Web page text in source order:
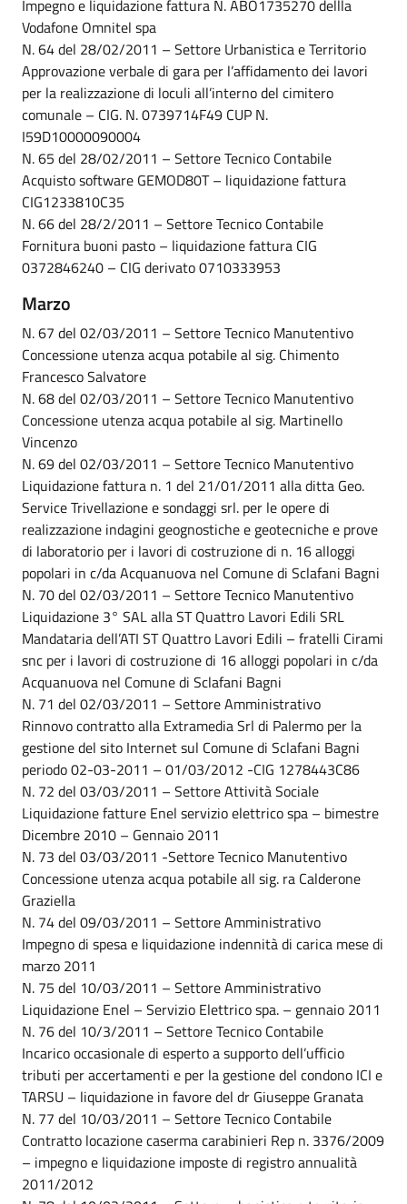
Impegno e liquidazione fattura N. ABO1735270 dellla
Vodafone Omnitel spa
N. 64 del 28/02/2011 – Settore Urbanistica e Territorio
Approvazione verbale di gara per l’affidamento dei lavori
per la realizzazione di loculi all’interno del cimitero
comunale – CIG. N. 0739714F49 CUP N.
I59D10000090004
N. 65 del 28/02/2011 – Settore Tecnico Contabile
Acquisto software GEMOD80T – liquidazione fattura
CIG1233810C35
N. 66 del 28/2/2011 – Settore Tecnico Contabile
Fornitura buoni pasto – liquidazione fattura CIG
0372846240 – CIG derivato 0710333953
Marzo
N. 67 del 02/03/2011 – Settore Tecnico Manutentivo
Concessione utenza acqua potabile al sig. Chimento
Francesco Salvatore
N. 68 del 02/03/2011 – Settore Tecnico Manutentivo
Concessione utenza acqua potabile al sig. Martinello
Vincenzo
N. 69 del 02/03/2011 – Settore Tecnico Manutentivo
Liquidazione fattura n. 1 del 21/01/2011 alla ditta Geo.
Service Trivellazione e sondaggi srl. per le opere di
realizzazione indagini geognostiche e geotecniche e prove
di laboratorio per i lavori di costruzione di n. 16 alloggi
popolari in c/da Acquanuova nel Comune di Sclafani Bagni
N. 70 del 02/03/2011 – Settore Tecnico Manutentivo
Liquidazione 3° SAL alla ST Quattro Lavori Edili SRL
Mandataria dell’ATI ST Quattro Lavori Edili – fratelli Cirami
snc per i lavori di costruzione di 16 alloggi popolari in c/da
Acquanuova nel Comune di Sclafani Bagni
N. 71 del 02/03/2011 – Settore Amministrativo
Rinnovo contratto alla Extramedia Srl di Palermo per la
gestione del sito Internet sul Comune di Sclafani Bagni
periodo 02-03-2011 – 01/03/2012 -CIG 1278443C86
N. 72 del 03/03/2011 – Settore Attività Sociale
Liquidazione fatture Enel servizio elettrico spa – bimestre
Dicembre 2010 – Gennaio 2011
N. 73 del 03/03/2011 -Settore Tecnico Manutentivo
Concessione utenza acqua potabile all sig. ra Calderone
Graziella
N. 74 del 09/03/2011 – Settore Amministrativo
Impegno di spesa e liquidazione indennità di carica mese di
marzo 2011
N. 75 del 10/03/2011 – Settore Amministrativo
Liquidazione Enel – Servizio Elettrico spa. – gennaio 2011
N. 76 del 10/3/2011 – Settore Tecnico Contabile
Incarico occasionale di esperto a supporto dell’ufficio
tributi per accertamenti e per la gestione del condono ICI e
TARSU – liquidazione in favore del dr Giuseppe Granata
N. 77 del 10/03/2011 – Settore Tecnico Contabile
Contratto locazione caserma carabinieri Rep n. 3376/2009
– impegno e liquidazione imposte di registro annualità
2011/2012